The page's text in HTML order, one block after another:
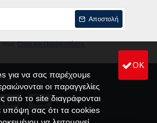
Αποστολή
τους Όροι και Προϋποθέσεις
- swisscolorgreece.gr
OK
για να σας παρέχουμε
οι παραγγελίες
από το site διαγράφονται
υπόψη σας ότι τα cookies